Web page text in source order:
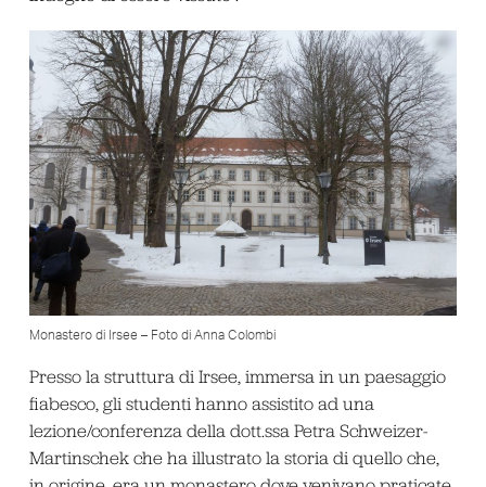
Monastero di Irsee – Foto di Anna Colombi
Presso la struttura di Irsee, immersa in un paesaggio
fiabesco, gli studenti hanno assistito ad una
lezione/conferenza della dott.ssa Petra Schweizer-
Martinschek che ha illustrato la storia di quello che,